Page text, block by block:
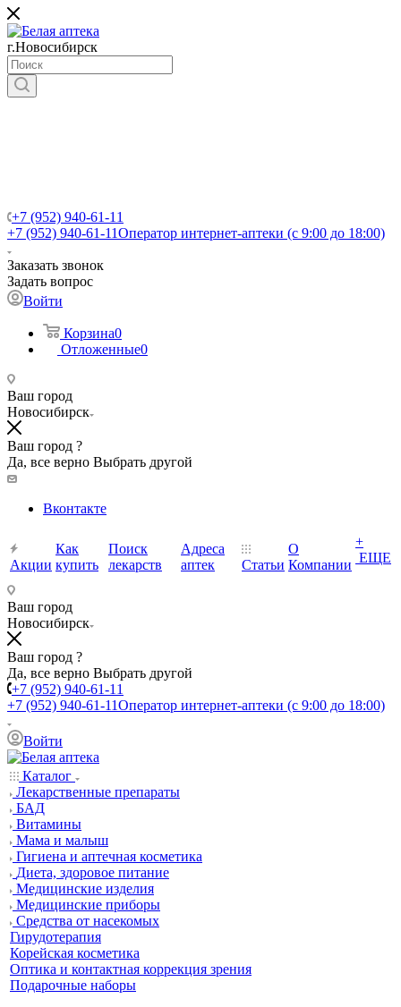
г.Новосибирск
+7 (952) 940-61-11
+7 (952) 940-61-11Оператор интернет-аптеки (с 9:00 до 18:00)
Заказать звонок
Задать вопрос
Войти
Корзина0
Отложенные0
Ваш город
Новосибирск
Ваш город ?
Да, все верно Выбрать другой
Вконтакте
Акции
Как
купить
Поиск
лекарств
Адреса
аптек
Статьи
О
Компании
+
ЕЩЕ
Ваш город
Новосибирск
Ваш город ?
Да, все верно Выбрать другой
+7 (952) 940-61-11
+7 (952) 940-61-11Оператор интернет-аптеки (с 9:00 до 18:00)
Войти
Каталог
Лекарственные препараты
БАД
Витамины
Мама и малыш
Гигиена и аптечная косметика
Диета, здоровое питание
Медицинские изделия
Медицинские приборы
Средства от насекомых
Гирудотерапия
Корейская косметика
Оптика и контактная коррекция зрения
Подарочные наборы